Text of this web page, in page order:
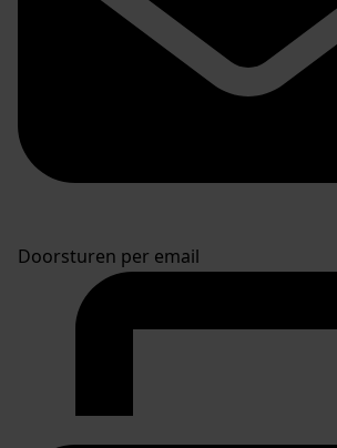
Doorsturen per email